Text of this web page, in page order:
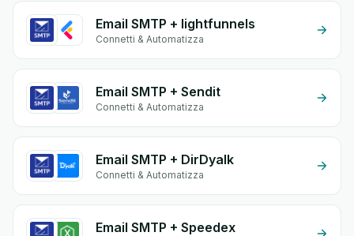
Email SMTP + lightfunnels
Connetti & Automatizza
Email SMTP + Sendit
Connetti & Automatizza
Email SMTP + DirDyalk
Connetti & Automatizza
Email SMTP + Speedex